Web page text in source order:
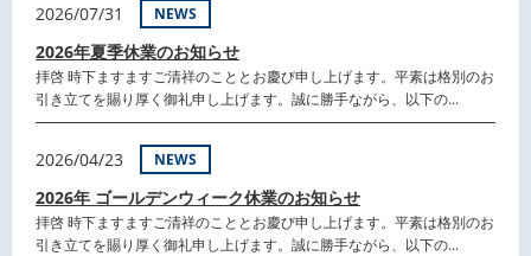
2026/07/31 NEWS
2026年夏季休業のお知らせ
拝啓 時下ますますご清祥のこととお慶び申し上げます。平素は格別のお
引き立てを賜り厚く御礼申し上げます。誠に勝手ながら、以下の...
2026/04/23 NEWS
2026年 ゴールデンウィーク休業のお知らせ
拝啓 時下ますますご清祥のこととお慶び申し上げます。平素は格別のお
引き立てを賜り厚く御礼申し上げます。誠に勝手ながら、以下の...